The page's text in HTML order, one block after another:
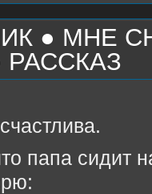
● МНЕ
папа сидит